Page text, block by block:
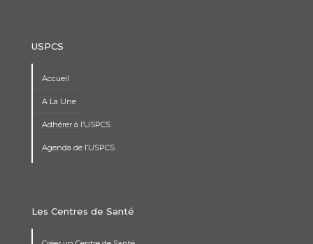
USPCS
Accueil
A La Une
Adhérer à l’USPCS
Agenda de l’USPCS
Les Centres de Santé